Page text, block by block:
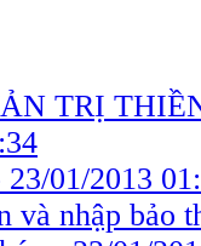
TRỊ
23/01/2013
và nhập bảo